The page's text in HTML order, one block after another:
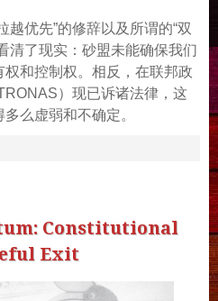
越优先”的修辞以及所谓的“双
清了现实：砂盟未能确保我们
和控制权。相反，在联邦政
）现已诉诸法律，这
么虚弱和不确定。
Constitutional
Exit